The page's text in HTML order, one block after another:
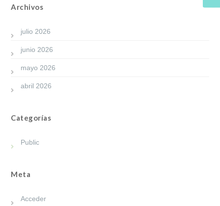
Archivos
julio 2026
junio 2026
mayo 2026
abril 2026
Categorías
Public
Meta
Acceder